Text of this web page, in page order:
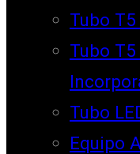
Tubo T5
Tubo T5
Tubo
Equipo